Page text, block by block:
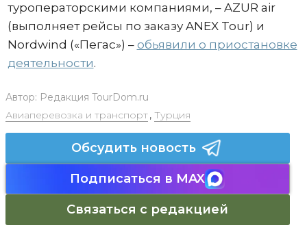
туроператорскими компаниями, – AZUR air
(выполняет рейсы по заказу ANEX Tour) и
Nordwind («Пегас») – обьявили о приостановке
деятельности.
Автор: Редакция TourDom.ru
Авиаперевозка и транспорт, Турция
Обсудить новость
Подписаться в MAX
Связаться с редакцией